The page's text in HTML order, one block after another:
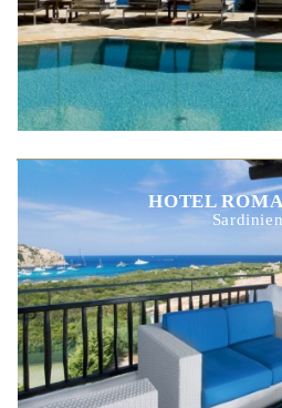
HOTEL
Sardinien